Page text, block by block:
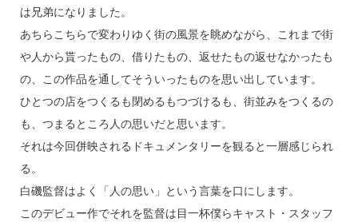
は兄弟になりました。
あちらこちらで変わりゆく街の風景を眺めながら、これまで街
や人から貰ったもの、借りたもの、返せたもの返せなかったも
の、この作品を通してそういったものを思い出しています。
ひとつの店をつくるも閉めるもつづけるも、街並みをつくるの
も、つまるところ人の思いだと思います。
それは今回併映されるドキュメンタリーを観ると一層感じられ
る。
白磯監督はよく「人の思い」という言葉を口にします。
このデビュー作でそれを監督は目一杯僕らキャスト・スタッフ